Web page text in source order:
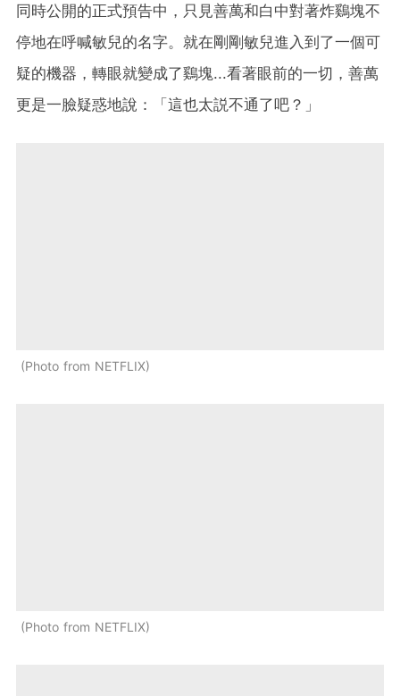
同時公開的正式預告中，只見善萬和白中對著炸鷄塊不
停地在呼喊敏兒的名字。就在剛剛敏兒進入到了一個可
疑的機器，轉眼就變成了鷄塊...看著眼前的一切，善萬
更是一臉疑惑地說：「這也太説不通了吧？」
Photo from NETFLIX
Photo from NETFLIX